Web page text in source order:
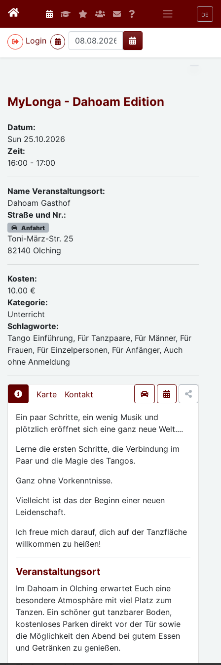
DE
Login
>
MyLonga - Dahoam Edition
Datum:
Sun 25.10.2026
Zeit:
16:00 - 17:00
Name Veranstaltungsort:
Dahoam Gasthof
Straße und Nr.:
Anfahrt
Toni-März-Str. 25
82140 Olching
Kosten:
10.00 €
Kategorie:
Unterricht
Schlagworte:
Tango Einführung, Für Tanzpaare, Für Männer, Für
Frauen, Für Einzelpersonen, Für Anfänger, Auch
ohne Anmeldung
Karte Kontakt
Ein paar Schritte, ein wenig Musik und
plötzlich eröffnet sich eine ganz neue Welt....
Lerne die ersten Schritte, die Verbindung im
Paar und die Magie des Tangos.
Ganz ohne Vorkenntnisse.
Vielleicht ist das der Beginn einer neuen
Leidenschaft.
Ich freue mich darauf, dich auf der Tanzfläche
willkommen zu heißen!
Veranstaltungsort
Im Dahoam in Olching erwartet Euch eine
besondere Atmosphäre mit viel Platz zum
Tanzen. Ein schöner gut tanzbarer Boden,
kostenloses Parken direkt vor der Tür sowie
die Möglichkeit den Abend bei gutem Essen
und Getränken zu genießen.